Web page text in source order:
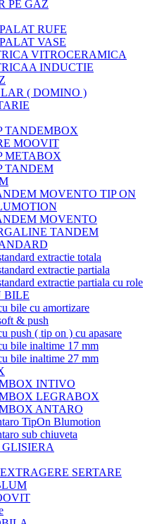
PE GAZ
RUFE
VASE
VITROCERAMICA
INDUCTIE
( DOMINO )
TANDEMBOX
MOOVIT
METABOX
TANDEM
MOVENTO TIP ON
MOVENTO
TANDEM
extractie totala
extractie partiala
extractie partiala cu role
BILE
bile cu amortizare
& push
push ( tip on ) cu apasare
bile inaltime 17 mm
bile inaltime 27 mm
INTIVO
LEGRABOX
ANTARO
TipOn Blumotion
sub chiuveta
SERTARE